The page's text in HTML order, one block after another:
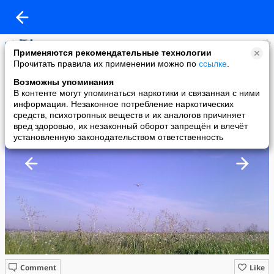
Применяются рекомендательные технологии
Прочитать правила их применении можно по ссылке
Возможны упоминания
В контенте могут упоминаться наркотики и связанная с ними
информация. Незаконное потребление наркотических
средств, психотропных веществ и их аналогов причиняет
вред здоровью, их незаконный оборот запрещён и влечёт
установленную законодательством ответственность
Вячеслав Юшин
added a photo
09 Nov в 16:16
Like
Comment